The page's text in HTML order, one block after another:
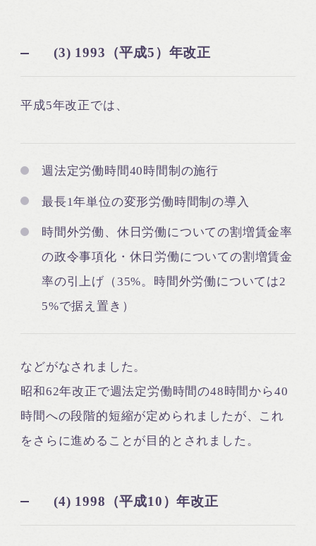
(3) 1993（平成5）年改正
平成5年改正では、
週法定労働時間40時間制の施行
最長1年単位の変形労働時間制の導入
時間外労働、休日労働についての割増賃金率
の政令事項化・休日労働についての割増賃金
率の引上げ（35%。時間外労働については2
5%で据え置き）
などがなされました。
昭和62年改正で週法定労働時間の48時間から40
時間への段階的短縮が定められましたが、これ
をさらに進めることが目的とされました。
(4) 1998（平成10）年改正